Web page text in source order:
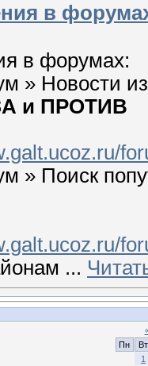
в
в форумах:
» Новости
и ПРОТИВ
» Поиск
...
Пн
Вт
1